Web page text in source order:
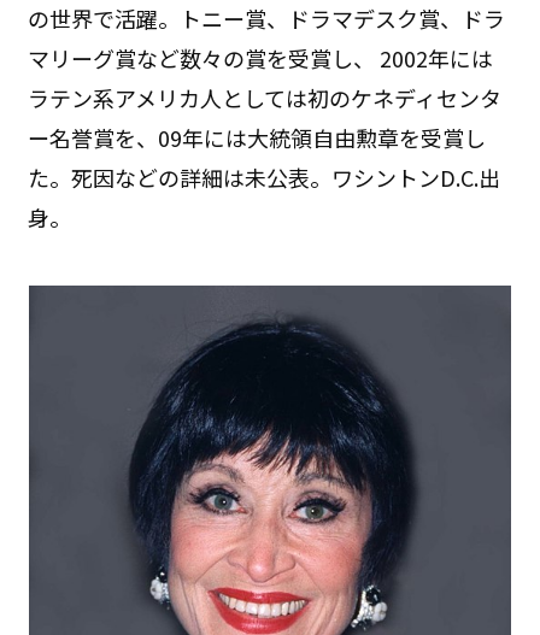
の世界で活躍。トニー賞、ドラマデスク賞、ドラ
マリーグ賞など数々の賞を受賞し、 2002年には
ラテン系アメリカ人としては初のケネディセンタ
ー名誉賞を、09年には大統領自由勲章を受賞し
た。死因などの詳細は未公表。ワシントンD.C.出
身。